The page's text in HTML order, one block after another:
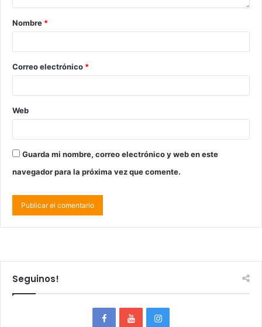
Nombre *
Correo electrónico *
Web
Guarda mi nombre, correo electrónico y web en este
navegador para la próxima vez que comente.
Seguinos!